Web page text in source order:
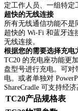
定工作人员、一组
超快的无线连接
所有无线通信功能不是
超快的 Wi-Fi 和蓝牙连
无线连接。
根据您的需要选择充电
TC20 的充电座功能更加
盘型号进行充电。
电。或者单独对
ShareCradle 可支持经济
TC20产品规格表